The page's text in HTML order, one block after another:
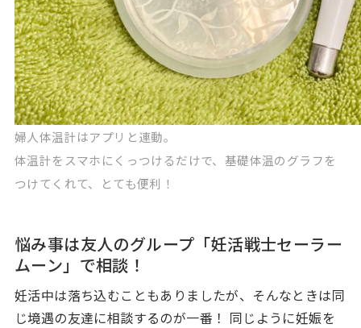
婦人体温計はアプリと連動。
体温計をスマホにくっつけるだけで、基礎体温のグラフを
つけてくれて、とても便利！
悩み事は友人のグループ「妊活戦士セーラー
ムーン」で相談！
妊活中は落ち込むこともありましたが、そんなときは同
じ境遇の友達に相談するのが一番！ 同じように妊娠を